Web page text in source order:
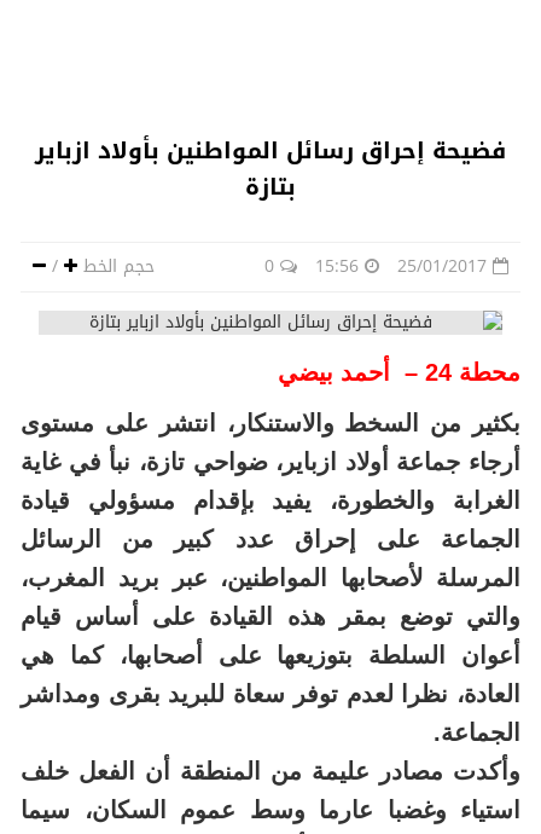
فضيحة إحراق رسائل المواطنين بأولاد ازباير
بتازة
حجم الخط / 25/01/2017
15:56
0
محطة 24 – أحمد بيضي
بكثير من السخط والاستنكار، انتشر على مستوى
أرجاء جماعة أولاد ازباير، ضواحي تازة، نبأ في غاية
الغرابة والخطورة، يفيد بإقدام مسؤولي قيادة
الجماعة على إحراق عدد كبير من الرسائل
المرسلة لأصحابها المواطنين، عبر بريد المغرب،
والتي توضع بمقر هذه القيادة على أساس قيام
أعوان السلطة بتوزيعها على أصحابها، كما هي
العادة، نظرا لعدم توفر سعاة للبريد بقرى ومداشر
الجماعة.
وأكدت مصادر عليمة من المنطقة أن الفعل خلف
استياء وغضبا عارما وسط عموم السكان، سيما